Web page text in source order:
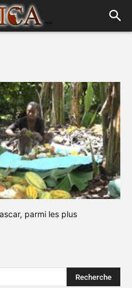
parmi les plus